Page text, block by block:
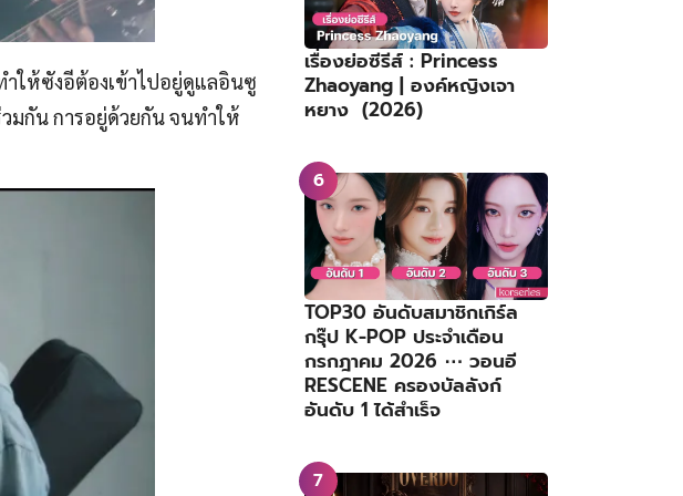
ให้ซังอีต้องเข้าไปอยู่ดูแลอินซู
มกัน การอยู่ด้วยกัน จนทำให้
เรื่องย่อซีรีส์ : Princess
Zhaoyang | องค์หญิงเจา
หยาง (2026)
TOP30 อันดับสมาชิกเกิร์ล
กรุ๊ป K-POP ประจำเดือน
กรกฎาคม 2026 ⋯ วอนอี
RESCENE ครองบัลลังก์
อันดับ 1 ได้สำเร็จ